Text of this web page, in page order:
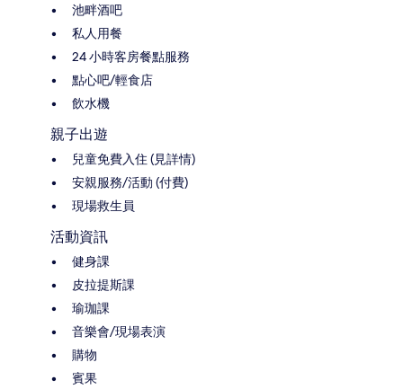
池畔酒吧
私人用餐
24 小時客房餐點服務
點心吧/輕食店
飲水機
親子出遊
兒童免費入住 (見詳情)
安親服務/活動 (付費)
現場救生員
活動資訊
健身課
皮拉提斯課
瑜珈課
音樂會/現場表演
購物
賓果